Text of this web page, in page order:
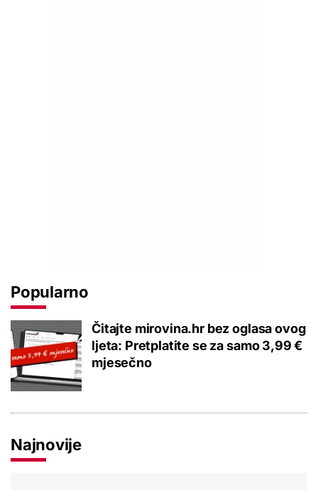
Popularno
Čitajte mirovina.hr bez oglasa ovog
ljeta: Pretplatite se za samo 3,99 €
mjesečno
Najnovije